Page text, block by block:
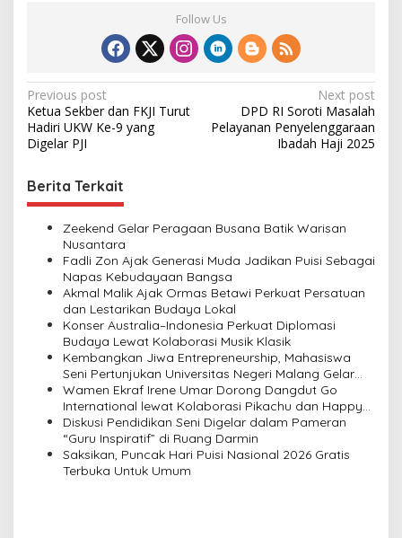
Follow Us
P
o
s
t
n
Previous post
Ketua Sekber dan FKJI Turut
Hadiri UKW Ke-9 yang
Digelar PJI
Next post
DPD RI Soroti Masalah
Pelayanan Penyelenggaraan
Ibadah Haji 2025
Berita Terkait
Zeekend Gelar Peragaan Busana Batik Warisan
Nusantara
Fadli Zon Ajak Generasi Muda Jadikan Puisi Sebagai
Napas Kebudayaan Bangsa
Akmal Malik Ajak Ormas Betawi Perkuat Persatuan
dan Lestarikan Budaya Lokal
Konser Australia–Indonesia Perkuat Diplomasi
Budaya Lewat Kolaborasi Musik Klasik
Kembangkan Jiwa Entrepreneurship, Mahasiswa
Seni Pertunjukan Universitas Negeri Malang Gelar
“Satya Swara Tari” di Pusat Wisata
Wamen Ekraf Irene Umar Dorong Dangdut Go
International lewat Kolaborasi Pikachu dan Happy
Asmara
Diskusi Pendidikan Seni Digelar dalam Pameran
“Guru Inspiratif” di Ruang Darmin
Saksikan, Puncak Hari Puisi Nasional 2026 Gratis
Terbuka Untuk Umum